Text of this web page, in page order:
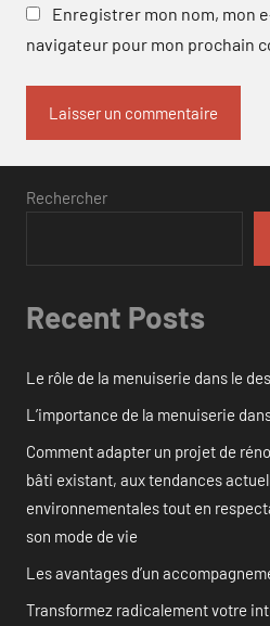
Enregistrer mon nom, mon
navigateur pour mon prochain
Rechercher
Recent Posts
Le rôle de la menuiserie dans le
L’importance de la menuiserie
Comment adapter un projet de
bâti existant, aux tendances
environnementales tout en
son mode de vie
Les avantages d’un
Transformez radicalement votre